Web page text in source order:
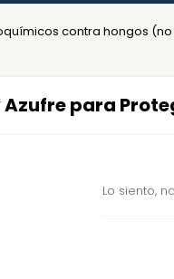
contra hongos
para
Lo siento,